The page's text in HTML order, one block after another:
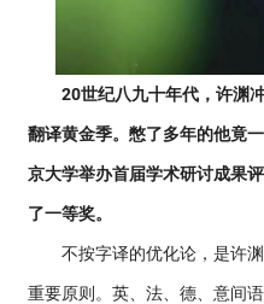
20世纪八九十年代，许渊
翻译黄金季。憋了多年的他竟
京大学举办首届学术研讨成果
了一等奖。
不按字译的优化论，是许渊
重要原则。英、法、德、意间